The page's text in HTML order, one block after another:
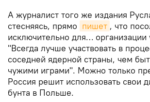
А журналист того же издания
стесняясь, прямо пишет , что
исключительно для… организации
"Всегда лучше участвовать в
соседней ядерной страны, чем
чужими играми". Можно только
Россия решит использовать свои
бунта в Польше.